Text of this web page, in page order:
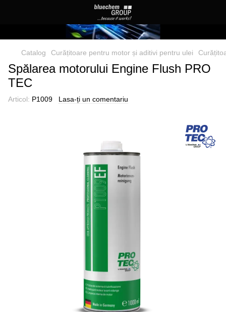
Catalog Curățitoare pentru motor și aditivi pentru ulei
Spălarea motorului Engine Flush PRO
TEC
Articol: P1009 Lasa-ți un comentariu